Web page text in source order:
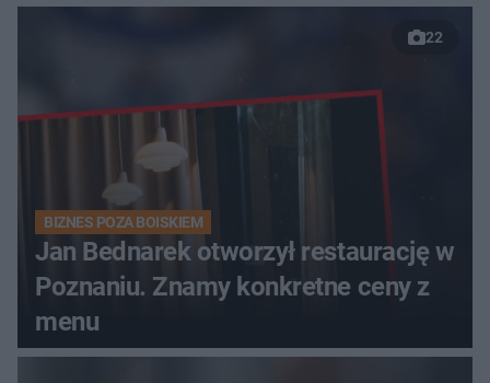
22
BIZNES POZA BOISKIEM
Jan Bednarek otworzył restaurację w
Poznaniu. Znamy konkretne ceny z
menu